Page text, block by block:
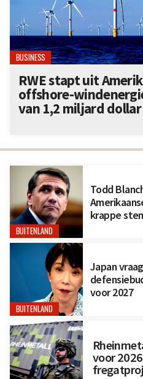
BUITENLAND
Todd
krappe
BUITENLAND
Japan
voor 2027
voor
BUSINESS
RWE stapt uit
offshore-
van 1,2 miljard dollar